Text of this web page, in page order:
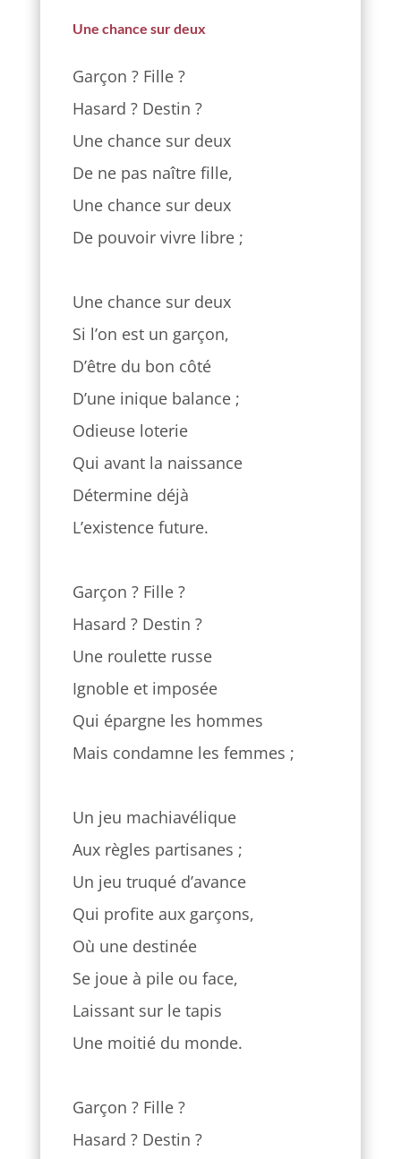
Une chance sur deux
Garçon ? Fille ?
Hasard ? Destin ?
Une chance sur deux
De ne pas naître fille,
Une chance sur deux
De pouvoir vivre libre ;
Une chance sur deux
Si l’on est un garçon,
D’être du bon côté
D’une inique balance ;
Odieuse loterie
Qui avant la naissance
Détermine déjà
L’existence future.
Garçon ? Fille ?
Hasard ? Destin ?
Une roulette russe
Ignoble et imposée
Qui épargne les hommes
Mais condamne les femmes ;
Un jeu machiavélique
Aux règles partisanes ;
Un jeu truqué d’avance
Qui profite aux garçons,
Où une destinée
Se joue à pile ou face,
Laissant sur le tapis
Une moitié du monde.
Garçon ? Fille ?
Hasard ? Destin ?